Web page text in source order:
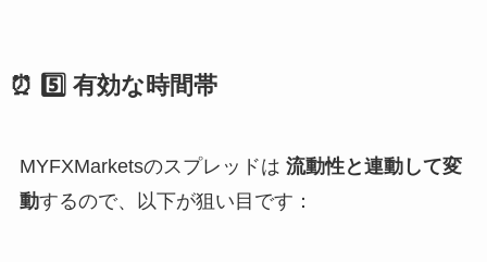
⏰ 5️⃣ 有効な時間帯
MYFXMarketsのスプレッドは 流動性と連動して変
動するので、以下が狙い目です：